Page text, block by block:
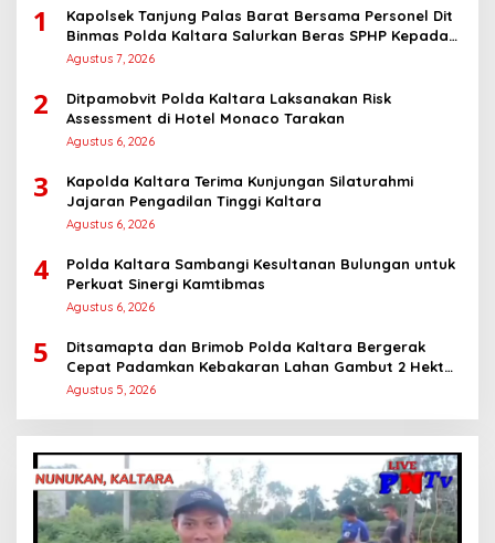
1
Kapolsek Tanjung Palas Barat Bersama Personel Dit
Binmas Polda Kaltara Salurkan Beras SPHP Kepada
Masyarakat
Agustus 7, 2026
2
Ditpamobvit Polda Kaltara Laksanakan Risk
Assessment di Hotel Monaco Tarakan
Agustus 6, 2026
3
Kapolda Kaltara Terima Kunjungan Silaturahmi
Jajaran Pengadilan Tinggi Kaltara
Agustus 6, 2026
4
Polda Kaltara Sambangi Kesultanan Bulungan untuk
Perkuat Sinergi Kamtibmas
Agustus 6, 2026
5
Ditsamapta dan Brimob Polda Kaltara Bergerak
Cepat Padamkan Kebakaran Lahan Gambut 2 Hektar
di Bulungan
Agustus 5, 2026